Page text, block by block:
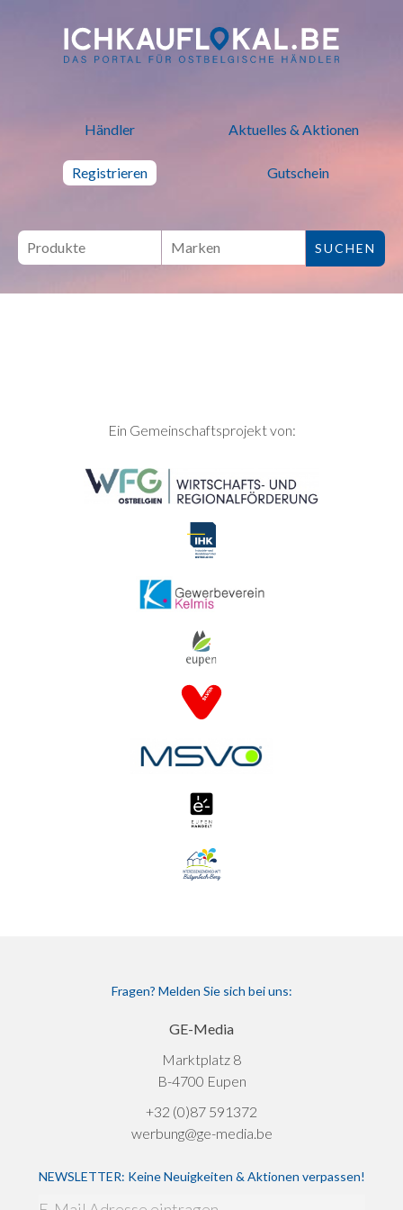
ich kauf lokal - Bei lokalen
Händler Aktuelles & Aktionen
Registrieren Gutschein
SEITENFUSSEin Gemeinschaftsprojekt von:
Fragen? Melden Sie sich bei uns:
GE-Media
Marktplatz 8
B-4700 Eupen
+32 (0)87 591372
werbung@ge-media.be
NEWSLETTER: Keine Neuigkeiten & Aktionen verpassen!